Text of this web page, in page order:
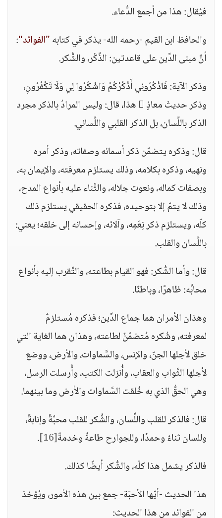
فيُقال: هذا من أجمع الدُّعاء.
والحافظ ابن القيم -رحمه الله- يذكر في كتابه"الفوائد":
أنَّ مبنى الدِّين على قاعدتين: الذِّكْر، والشُّكر.
وذكر الآية: فَاذْكُرُونِي أَذْكُرْكُمْ وَاشْكُرُوا لِي وَلَا تَكْفُرُونِ،
وذكر حديثَ معاذٍ  هذا، قال: وليس المرادُ بالذكر مجرد
الذكر باللِّسان، بل الذكر القلبي واللِّساني.
قال: وذكره يتضمّن ذكر أسمائه وصفاته، وذكر أمره
ونهيه، وذكره بكلامه، وذلك يستلزم معرفته، والإيمان به،
وبصفات كماله، ونعوت جلاله، والثَّناء عليه بأنواع المدح،
وذلك لا يتمّ إلا بتوحيده، فذكره الحقيقي يستلزم ذلك
كلّه، ويستلزم ذكر نِعَمِه، وآلائه، وإحسانه إلى خلقه؛ يعني:
باللِّسان والقلب.
قال: وأما الشُّكر: فهو القيام بطاعته، والتَّقرب إليه بأنواع
محابِّه: ظاهرًا، وباطنًا.
وهذان الأمران هما جماع الدِّين؛ فذكره مُستلزمٌ
لمعرفته، وشُكره مُتضمّنٌ لطاعته، وهذان هما الغاية التي
خلق لأجلها الجنّ، والإنس، والسَّماوات، والأرض، ووضع
لأجلها الثَّواب والعقاب، وأُنزلت الكتب، وأُرسلت الرسل،
وهي الحقُّ الذي به خُلقت السَّماوات والأرض وما بينهما.
قال: فالذكر للقلب واللِّسان، والشُّكر للقلب محبَّةً وإنابةً،
وللسان ثناءً وحمدًا، وللجوارح طاعةً وخدمةً[16]
.
فالذكر يشمل هذا كلّه، والشُّكر أيضًا كذلك.
هذا الحديث -أيّها الأحبّة- جمع بين هذه الأمور، ويُؤخذ
من الفوائد من هذا الحديث: